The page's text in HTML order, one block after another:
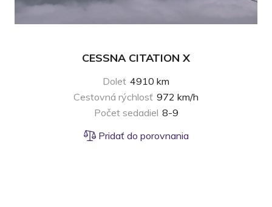
CESSNA CITATION X
Dolet 4910 km
Cestovná rýchlosť 972 km/h
Počet sedadiel 8-9
Pridať do porovnania